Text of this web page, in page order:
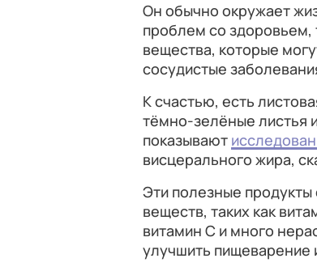
Он обычно окружает
проблем со здоровьем,
вещества, которые
сосудистые
К счастью, есть
тёмно-зелёные листья
показывают
висцерального жира,
Эти полезные
веществ, таких как
витамин С и много
улучшить пищеварение